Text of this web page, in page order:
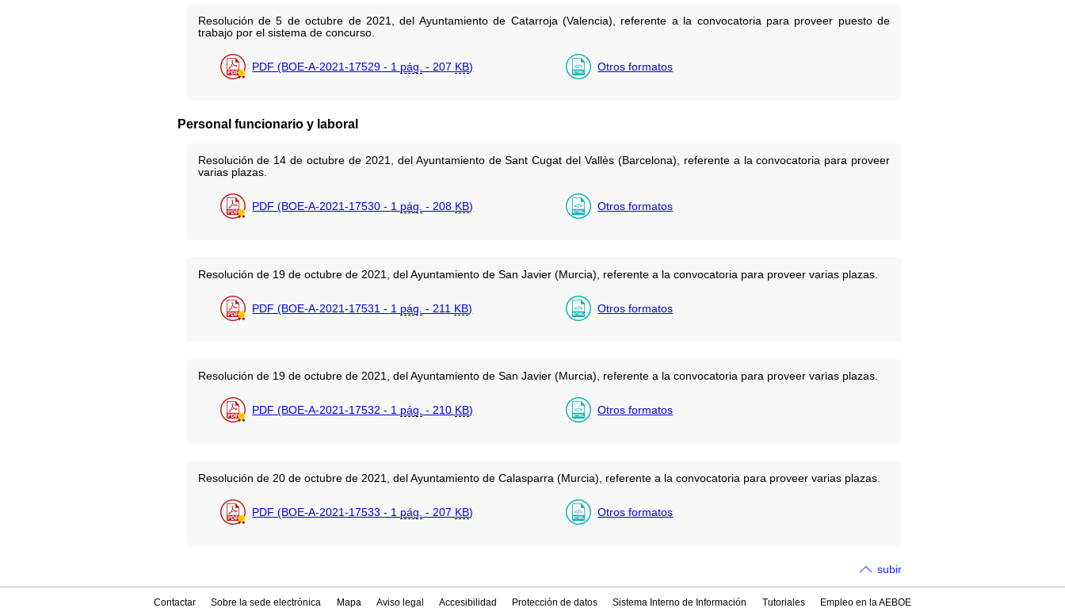
Resolución de 5 de octubre de 2021, del Ayuntamiento de Catarroja (Valencia), referente a la convocatoria para proveer puesto de
trabajo por el sistema de concurso.
PDF (BOE-A-2021-17529 - 1 pág. - 207 KB) Otros formatos
Personal funcionario y laboral
Resolución de 14 de octubre de 2021, del Ayuntamiento de Sant Cugat del Vallès (Barcelona), referente a la convocatoria para proveer
varias plazas.
PDF (BOE-A-2021-17530 - 1 pág. - 208 KB) Otros formatos
Resolución de 19 de octubre de 2021, del Ayuntamiento de San Javier (Murcia), referente a la convocatoria para proveer varias plazas.
PDF (BOE-A-2021-17531 - 1 pág. - 211 KB) Otros formatos
Resolución de 19 de octubre de 2021, del Ayuntamiento de San Javier (Murcia), referente a la convocatoria para proveer varias plazas.
PDF (BOE-A-2021-17532 - 1 pág. - 210 KB) Otros formatos
Resolución de 20 de octubre de 2021, del Ayuntamiento de Calasparra (Murcia), referente a la convocatoria para proveer varias plazas.
PDF (BOE-A-2021-17533 - 1 pág. - 207 KB) Otros formatos
subir
Contactar Sobre la sede electrónica Mapa Aviso legal Accesibilidad Protección de datos Sistema Interno de Información Tutoriales Empleo en la AEBOE